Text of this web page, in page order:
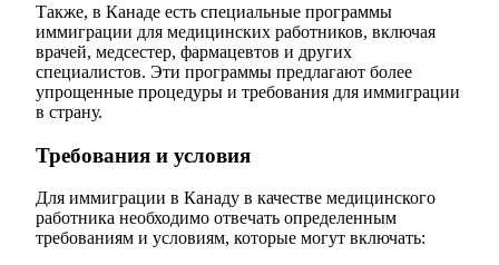
Также, в Канаде есть специальные программы
иммиграции для медицинских работников, включая
врачей, медсестер, фармацевтов и других
специалистов. Эти программы предлагают более
упрощенные процедуры и требования для иммиграции
в страну.
Требования и условия
Для иммиграции в Канаду в качестве медицинского
работника необходимо отвечать определенным
требованиям и условиям, которые могут включать: